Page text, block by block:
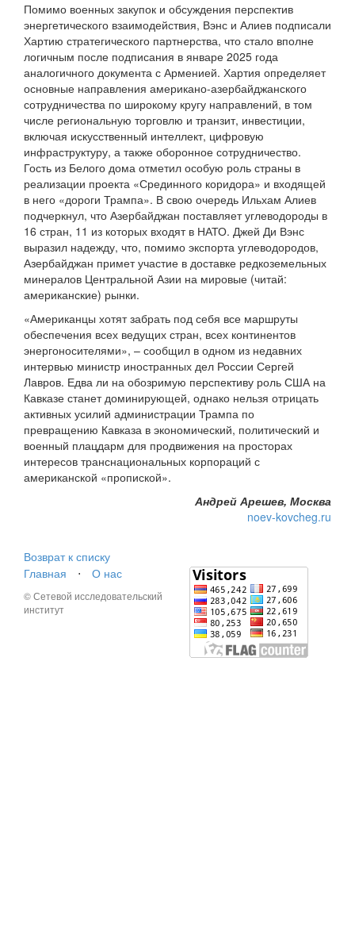
Помимо военных закупок и обсуждения перспектив
энергетического взаимодействия, Вэнс и Алиев подписали
Хартию стратегического партнерства, что стало вполне
логичным после подписания в январе 2025 года
аналогичного документа с Арменией. Хартия определяет
основные направления американо-азербайджанского
сотрудничества по широкому кругу направлений, в том
числе региональную торговлю и транзит, инвестиции,
включая искусственный интеллект, цифровую
инфраструктуру, а также оборонное сотрудничество.
Гость из Белого дома отметил особую роль страны в
реализации проекта «Срединного коридора» и входящей
в него «дороги Трампа». В свою очередь Ильхам Алиев
подчеркнул, что Азербайджан поставляет углеводороды в
16 стран, 11 из которых входят в НАТО. Джей Ди Вэнс
выразил надежду, что, помимо экспорта углеводородов,
Азербайджан примет участие в доставке редкоземельных
минералов Центральной Азии на мировые (читай:
американские) рынки.
«Американцы хотят забрать под себя все маршруты
обеспечения всех ведущих стран, всех континентов
энергоносителями», – сообщил в одном из недавних
интервью министр иностранных дел России Сергей
Лавров. Едва ли на обозримую перспективу роль США на
Кавказе станет доминирующей, однако нельзя отрицать
активных усилий администрации Трампа по
превращению Кавказа в экономический, политический и
военный плацдарм для продвижения на просторах
интересов транснациональных корпораций с
американской «пропиской».
Андрей Арешев, Москва
noev-kovcheg.ru
Возврат к списку
Главная
⋅ О нас
© Сетевой исследовательский
институт